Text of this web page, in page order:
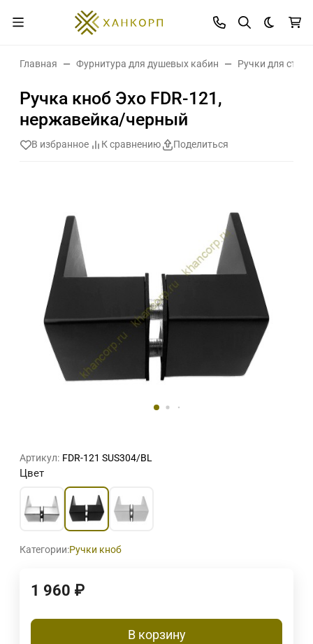
Темная
Главная Фурнитура для душевых кабин Ручки для
Ручка кноб Эхо FDR-121,
нержавейка/черный
В избранное К сравнению Поделиться
Артикул: FDR-121 SUS304/BL
Цвет
Категории:Ручки кноб
1 960 ₽
В корзину